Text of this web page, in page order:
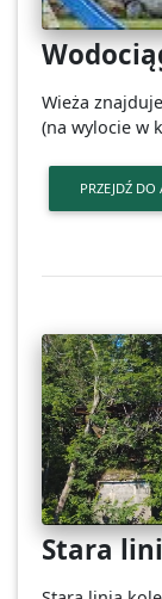
Wieża
(na wylocie w
PRZEJDŹ DO
Stara